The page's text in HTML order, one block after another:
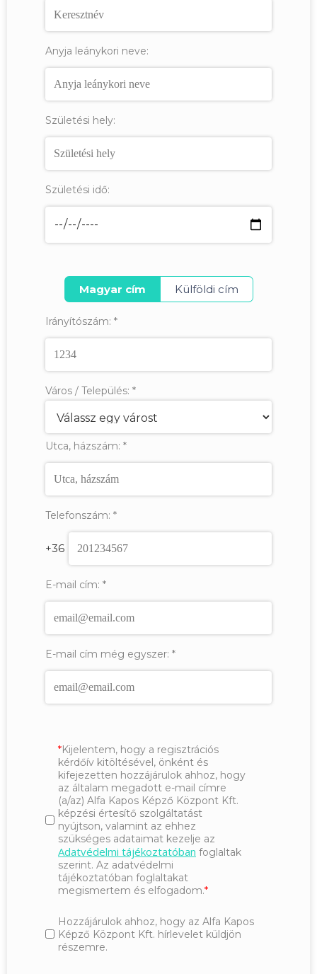
Anyja leánykori neve:
Születési hely:
Születési idő:
Magyar cím Külföldi cím
Irányítószám: *
Város / Település: *
Utca, házszám: *
Telefonszám: *
+36
E-mail cím: *
E-mail cím még egyszer: *
Kijelentem, hogy a regisztrációs
kérdőív kitöltésével, önként és
kifejezetten hozzájárulok ahhoz, hogy
az általam megadott e-mail címre
(a/az) Alfa Kapos Képző Központ Kft.
képzési értesítő szolgáltatást
nyújtson, valamint az ehhez
szükséges adataimat kezelje az
Adatvédelmi tájékoztatóban foglaltak
szerint. Az adatvédelmi
tájékoztatóban foglaltakat
megismertem és elfogadom.
Hozzájárulok ahhoz, hogy az Alfa Kapos
Képző Központ Kft. hírlevelet küldjön
részemre.